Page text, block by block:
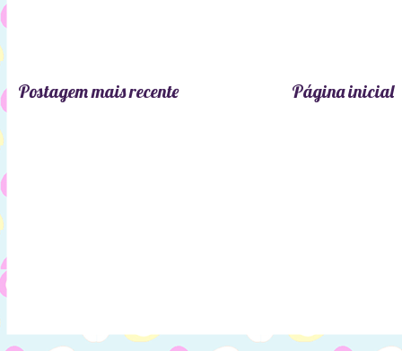
Postagem mais recente Página inicial